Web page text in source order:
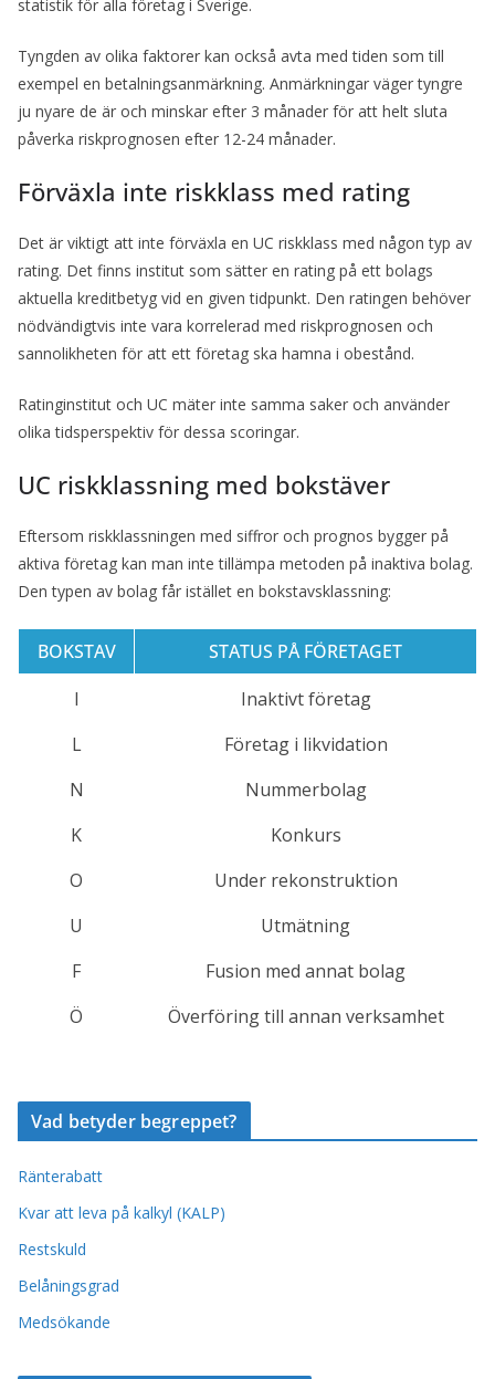
statistik för alla företag i Sverige.
Tyngden av olika faktorer kan också avta med tiden som till
exempel en betalningsanmärkning. Anmärkningar väger tyngre
ju nyare de är och minskar efter 3 månader för att helt sluta
påverka riskprognosen efter 12-24 månader.
Förväxla inte riskklass med rating
Det är viktigt att inte förväxla en UC riskklass med någon typ av
rating. Det finns institut som sätter en rating på ett bolags
aktuella kreditbetyg vid en given tidpunkt. Den ratingen behöver
nödvändigtvis inte vara korrelerad med riskprognosen och
sannolikheten för att ett företag ska hamna i obestånd.
Ratinginstitut och UC mäter inte samma saker och använder
olika tidsperspektiv för dessa scoringar.
UC riskklassning med bokstäver
Eftersom riskklassningen med siffror och prognos bygger på
aktiva företag kan man inte tillämpa metoden på inaktiva bolag.
Den typen av bolag får istället en bokstavsklassning:
BOKSTAV
STATUS PÅ FÖRETAGET
I
Inaktivt företag
L
Företag i likvidation
N
Nummerbolag
K
Konkurs
O
Under rekonstruktion
U
Utmätning
F
Fusion med annat bolag
Ö
Överföring till annan verksamhet
Vad betyder begreppet?
Ränterabatt
Kvar att leva på kalkyl (KALP)
Restskuld
Belåningsgrad
Medsökande